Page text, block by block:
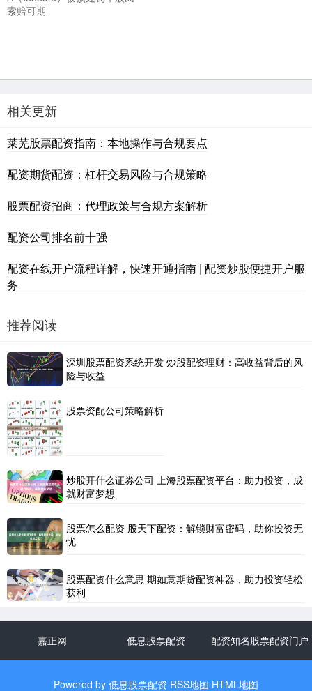
索赔可期
相关更新
莱芜股票配资指南：本地操作与合规要点
配资期货配资：杠杆交易风险与合规策略
股票配资招商：代理政策与合规方案解析
配资公司排名前十强
配资在线开户流程详解，快速开通指南 | 配资炒股便捷开户服
务
推荐阅读
深圳股票配资系统开发 炒股配资理财：高收益背后的风
险与收益
股票资配公司策略解析
炒股开什么证券公司 上海股票配资平台：助力投资，成
就财富梦想
股票怎么配资 股天下配资：解锁财富密码，助你投资无
忧
股票配资什么意思 期如意期货配资神器，助力投资轻松
获利
嘉正网 低息股票配资 配资知名股票配资门户
Powered by 低息股票配资 RSS地图 HTML地图